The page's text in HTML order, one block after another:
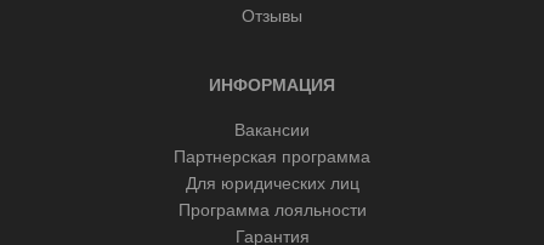
Отзывы
ИНФОРМАЦИЯ
Вакансии
Партнерская программа
Для юридических лиц
Программа лояльности
Гарантия